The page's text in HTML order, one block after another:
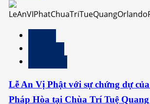
Lễ An Vị Phật với sự chứng dự
Pháp Hòa tại Chùa Trí Tuệ